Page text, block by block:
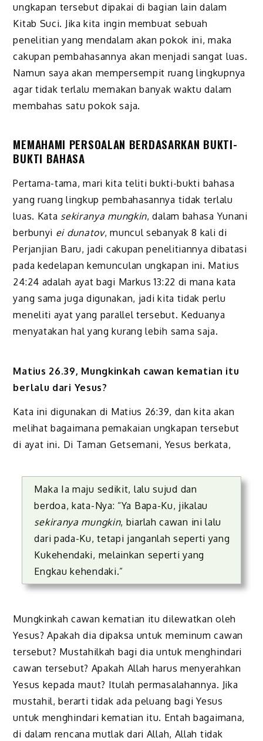
ungkapan tersebut dipakai di bagian lain dalam
Kitab Suci. Jika kita ingin membuat sebuah
penelitian yang mendalam akan pokok ini, maka
cakupan pembahasannya akan menjadi sangat luas.
Namun saya akan mempersempit ruang lingkupnya
agar tidak terlalu memakan banyak waktu dalam
membahas satu pokok saja.
MEMAHAMI PERSOALAN BERDASARKAN BUKTI-
BUKTI BAHASA
Pertama-tama, mari kita teliti bukti-bukti bahasa
yang ruang lingkup pembahasannya tidak terlalu
luas. Kata sekiranya mungkin, dalam bahasa Yunani
berbunyi ei dunatov, muncul sebanyak 8 kali di
Perjanjian Baru, jadi cakupan penelitiannya dibatasi
pada kedelapan kemunculan ungkapan ini. Matius
24:24 adalah ayatbagi Markus 13:22 di mana kata
yang sama juga digunakan, jadi kita tidak perlu
meneliti ayat yang parallel tersebut. Keduanya
menyatakan hal yang kuranglebih sama saja.
Matius 26.39, Mungkinkah cawan kematian itu
berlalu dari Yesus?
Kata ini digunakan di Matius 26:39, dan kita akan
melihat bagaimana pemakaian ungkapan tersebut
di ayat ini. Di Taman Getsemani, Yesus berkata,
Maka Ia maju sedikit, lalu sujud dan
berdoa, kata-Nya: “Ya Bapa-Ku, jikalau
sekiranya mungkin, biarlah cawan ini lalu
dari pada-Ku, tetapi janganlah seperti yang
Kukehendaki, melainkan seperti yang
Engkau kehendaki.”
Mungkinkah cawan kematian itu dilewatkan oleh
Yesus? Apakah dia dipaksa untuk meminum cawan
tersebut? Mustahilkah bagi dia untuk menghindari
cawan tersebut? Apakah Allah harus menyerahkan
Yesus kepada maut? Itulah permasalahannya. Jika
mustahil, berarti tidak ada peluang bagi Yesus
untuk menghindari kematian itu. Entah bagaimana,
di dalam rencana mutlak dari Allah, Allah tidak